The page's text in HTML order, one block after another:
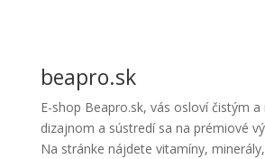
beapro.sk
E-shop Beapro.sk, vás osloví čistým
dizajnom a sústredí sa na prémiové
Na stránke nájdete vitamíny,